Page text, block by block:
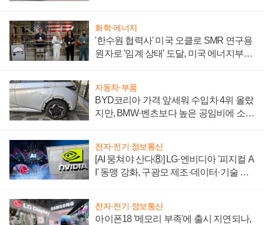
화학·에너지
'한수원 협력사' 미국 오클로 SMR 연구용
원자로 '임계 상태' 도달, 미국 에너지부
자동차·부품
BYD코리아 가격 앞세워 수입차 4위 올랐
지만, BMW·벤츠보다 높은 공임비에 소비
전자·전기·정보통신
[AI 뭉쳐야 산다⑧] LG·엔비디아 '피지컬 A
I' 동맹 강화, 구광모 제조·데이터·기술 결
전자·전기·정보통신
아이폰18 '메모리 부족'에 출시 지연되나,